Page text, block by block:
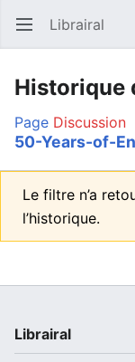
Ouvrir le menu principal Librairal
Historique
Page Discussion
50-Years-of-
Le filtre n’a
l’historique.
Librairal